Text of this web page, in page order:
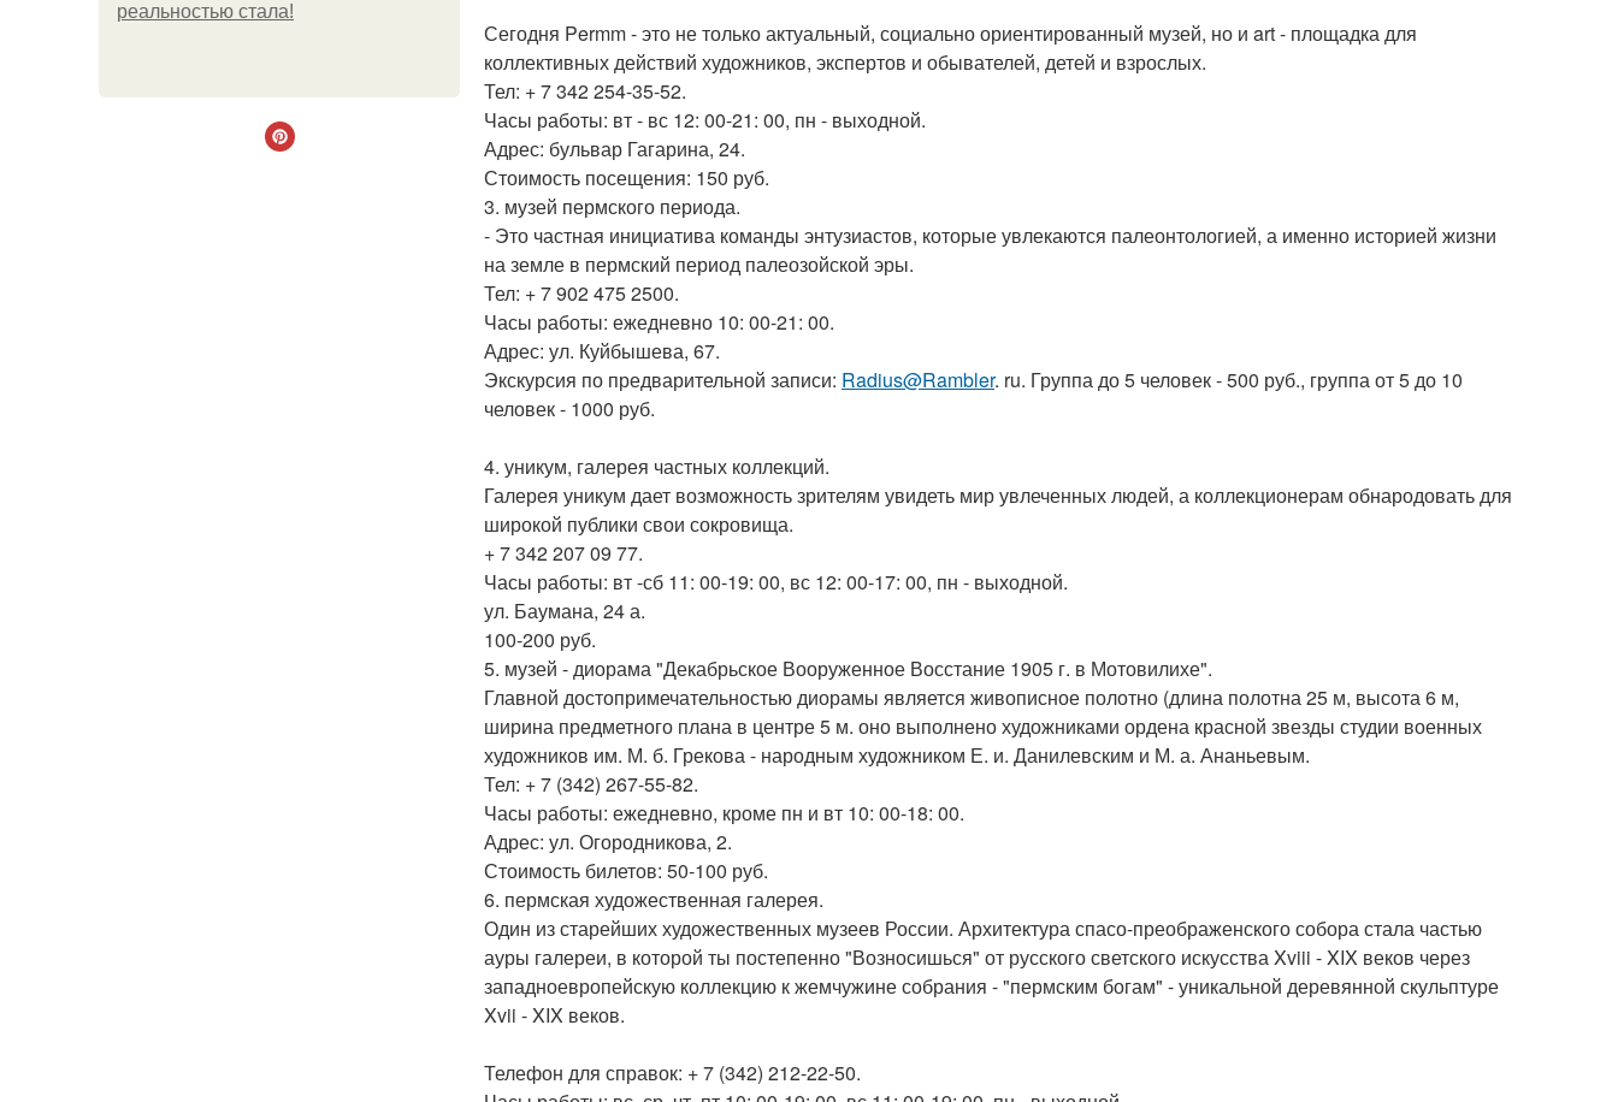
реальностью стала!
Сегодня Permm - это не только актуальный, социально ориентированный музей, но и art - площадка для
коллективных действий художников, экспертов и обывателей, детей и взрослых.
Тел: + 7 342 254-35-52.
Часы работы: вт - вс 12: 00-21: 00, пн - выходной.
Адрес: бульвар Гагарина, 24.
Стоимость посещения: 150 руб.
3. музей пермского периода.
- Это частная инициатива команды энтузиастов, которые увлекаются палеонтологией, а именно историей жизни
на земле в пермский период палеозойской эры.
Тел: + 7 902 475 2500.
Часы работы: ежедневно 10: 00-21: 00.
Адрес: ул. Куйбышева, 67.
Экскурсия по предварительной записи: Radius@Rambler. ru. Группа до 5 человек - 500 руб., группа от 5 до 10
человек - 1000 руб.
4. уникум, галерея частных коллекций.
Галерея уникум дает возможность зрителям увидеть мир увлеченных людей, а коллекционерам обнародовать для
широкой публики свои сокровища.
+ 7 342 207 09 77.
Часы работы: вт -сб 11: 00-19: 00, вс 12: 00-17: 00, пн - выходной.
ул. Баумана, 24 а.
100-200 руб.
5. музей - диорама "Декабрьское Вооруженное Восстание 1905 г. в Мотовилихе".
Главной достопримечательностью диорамы является живописное полотно (длина полотна 25 м, высота 6 м,
ширина предметного плана в центре 5 м. оно выполнено художниками ордена красной звезды студии военных
художников им. М. б. Грекова - народным художником Е. и. Данилевским и М. а. Ананьевым.
Тел: + 7 (342) 267-55-82.
Часы работы: ежедневно, кроме пн и вт 10: 00-18: 00.
Адрес: ул. Огородникова, 2.
Стоимость билетов: 50-100 руб.
6. пермская художественная галерея.
Один из старейших художественных музеев России. Архитектура спасо-преображенского собора стала частью
ауры галереи, в которой ты постепенно "Возносишься" от русского светского искусства Xviii - XIX веков через
западноевропейскую коллекцию к жемчужине собрания - "пермским богам" - уникальной деревянной скульптуре
Xvii - XIX веков.
Телефон для справок: + 7 (342) 212-22-50.